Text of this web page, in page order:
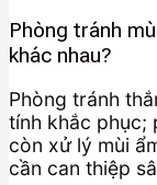
Phòng tránh
khác nhau?
Phòng tránh
tính khắc phục;
còn xử lý mùi
cần can thiệp